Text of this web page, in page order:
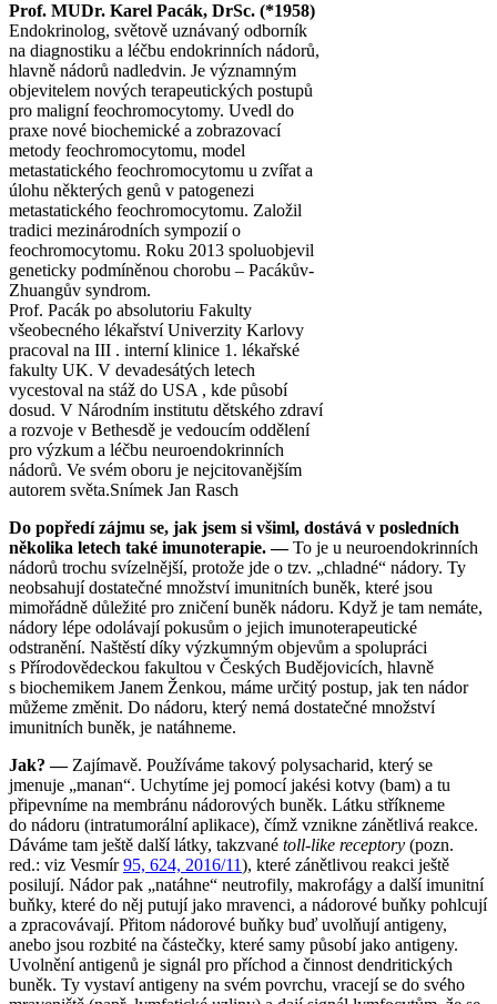
Prof. MUDr. Karel Pacák, DrSc. (*1958)
Endokrinolog, světově uznávaný odborník
na diagnostiku a léčbu endokrinních nádorů,
hlavně nádorů nadledvin. Je významným
objevitelem nových terapeutických postupů
pro maligní feochromocytomy. Uvedl do
praxe nové biochemické a zobrazovací
metody feochromocytomu, model
metastatického feochromocytomu u zvířat a
úlohu některých genů v patogenezi
metastatického feochromocytomu. Založil
tradici mezinárodních sympozií o
feochromocytomu. Roku 2013 spoluobjevil
geneticky podmíněnou chorobu – Pacákův-
Zhuangův syndrom.
Prof. Pacák po absolutoriu Fakulty
všeobecného lékařství Univerzity Karlovy
pracoval na III . interní klinice 1. lékařské
fakulty UK. V devadesátých letech
vycestoval na stáž do USA , kde působí
dosud. V Národním institutu dětského zdraví
a rozvoje v Bethesdě je vedoucím oddělení
pro výzkum a léčbu neuroendokrinních
nádorů. Ve svém oboru je nejcitovanějším
autorem světa.Snímek Jan Rasch
Do popředí zájmu se, jak jsem si všiml, dostává v posledních
několika letech také imunoterapie. —To je u neuroendokrinních
nádorů trochu svízelnější, protože jde o tzv. „chladné“ nádory. Ty
neobsahují dostatečné množství imunitních buněk, které jsou
mimořádně důležité pro zničení buněk nádoru. Když je tam nemáte,
nádory lépe odolávají pokusům o jejich imunoterapeutické
odstranění. Naštěstí díky výzkumným objevům a spolupráci
s Přírodovědeckou fakultou v Českých Budějovicích, hlavně
s biochemikem Janem Ženkou, máme určitý postup, jak ten nádor
můžeme změnit. Do nádoru, který nemá dostatečné množství
imunitních buněk, je natáhneme.
Jak? —Zajímavě. Používáme takový polysacharid, který se
jmenuje „manan“. Uchytíme jej pomocí jakési kotvy (bam) a tu
připevníme na membránu nádorových buněk. Látku stříkneme
do nádoru (intratumorální aplikace), čímž vznikne zánětlivá reakce.
Dáváme tam ještě další látky, takzvané toll-like receptory (pozn.
red.: viz Vesmír95, 624, 2016/11), které zánětlivou reakci ještě
posilují. Nádor pak „natáhne“ neutrofily, makrofágy a další imunitní
buňky, které do něj putují jako mravenci, a nádorové buňky pohlcují
a zpracovávají. Přitom nádorové buňky buď uvolňují antigeny,
anebo jsou rozbité na částečky, které samy působí jako antigeny.
Uvolnění antigenů je signál pro příchod a činnost dendritických
buněk. Ty vystaví antigeny na svém povrchu, vracejí se do svého